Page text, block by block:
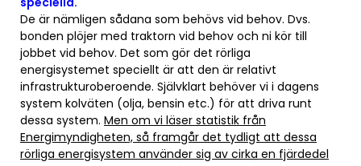
De är nämligen sådana som behövs vid behov. Dvs.
bonden plöjer med traktorn vid behov och ni kör till
jobbet vid behov. Det som gör det rörliga
energisystemet speciellt är att den är relativt
infrastrukturoberoende. Självklart behöver vi i dagens
system kolväten (olja, bensin etc.) för att driva runt
dessa system. Men om vi läser statistik från
Energimyndigheten, så framgår det tydligt att dessa
rörliga energisystem använder sig av cirka en fjärdedel